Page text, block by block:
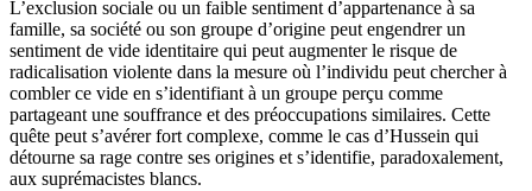
L’exclusion sociale ou un faible sentiment d’appartenance à sa
famille, sa société ou son groupe d’origine peut engendrer un
sentiment de vide identitaire qui peut augmenter le risque de
radicalisation violente dans la mesure où l’individu peut chercher à
combler ce vide en s’identifiant à un groupe perçu comme
partageant une souffrance et des préoccupations similaires. Cette
quête peut s’avérer fort complexe, comme le cas d’Hussein qui
détourne sa rage contre ses origines et s’identifie, paradoxalement,
aux suprémacistes blancs.